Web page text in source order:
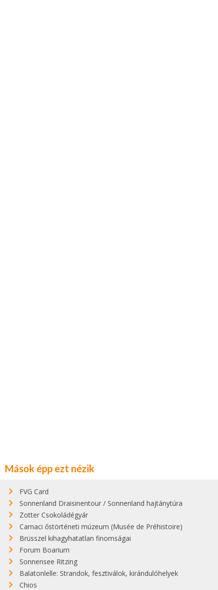
Mások épp ezt nézik
FVG Card
Sonnenland Draisinentour / Sonnenland hajtánytúra
Zotter Csokoládégyár
Carnaci őstörténeti múzeum (Musée de Préhistoire)
Brüsszel kihagyhatatlan finomságai
Forum Boarium
Sonnensee Ritzing
Balatonlelle: Strandok, fesztiválok, kirándulóhelyek
Chios